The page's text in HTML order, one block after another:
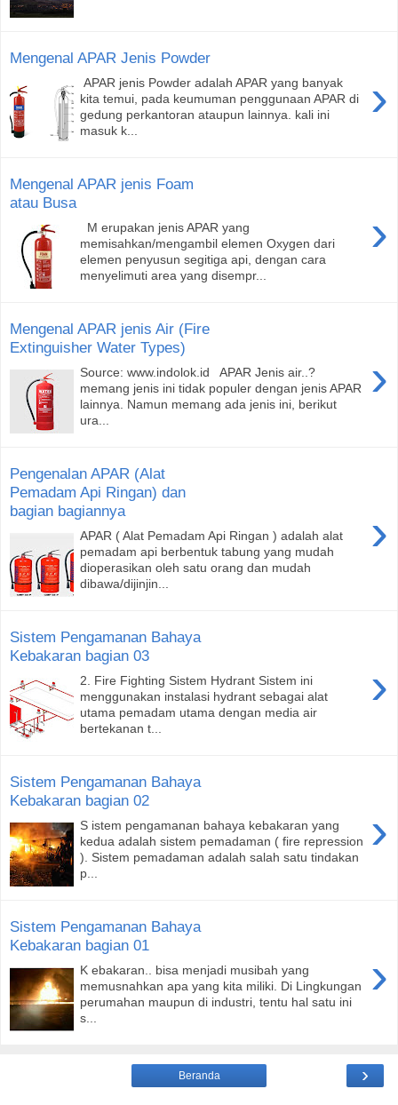
Mengenal APAR Jenis Powder
›
APAR jenis Powder adalah APAR yang banyak
kita temui, pada keumuman penggunaan APAR di
gedung perkantoran ataupun lainnya. kali ini
masuk k...
Mengenal APAR jenis Foam
atau Busa
›
M erupakan jenis APAR yang
memisahkan/mengambil elemen Oxygen dari
elemen penyusun segitiga api, dengan cara
menyelimuti area yang disempr...
Mengenal APAR jenis Air (Fire
Extinguisher Water Types)
›
Source: www.indolok.id APAR Jenis air..?
memang jenis ini tidak populer dengan jenis APAR
lainnya. Namun memang ada jenis ini, berikut
ura...
Pengenalan APAR (Alat
Pemadam Api Ringan) dan
bagian bagiannya
›
APAR ( Alat Pemadam Api Ringan ) adalah alat
pemadam api berbentuk tabung yang mudah
dioperasikan oleh satu orang dan mudah
dibawa/dijinjin...
Sistem Pengamanan Bahaya
Kebakaran bagian 03
›
2. Fire Fighting Sistem Hydrant Sistem ini
menggunakan instalasi hydrant sebagai alat
utama pemadam utama dengan media air
bertekanan t...
Sistem Pengamanan Bahaya
Kebakaran bagian 02
›
S istem pengamanan bahaya kebakaran yang
kedua adalah sistem pemadaman ( fire repression
). Sistem pemadaman adalah salah satu tindakan
p...
Sistem Pengamanan Bahaya
Kebakaran bagian 01
›
K ebakaran.. bisa menjadi musibah yang
memusnahkan apa yang kita miliki. Di Lingkungan
perumahan maupun di industri, tentu hal satu ini
s...
›
Beranda